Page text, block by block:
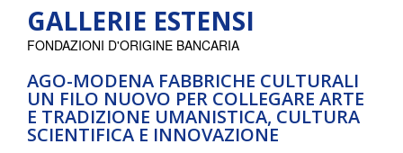
GALLERIE ESTENSI
AGO-MODENA FABBRICHE CULTURALI
UN FILO NUOVO PER COLLEGARE ARTE
E TRADIZIONE UMANISTICA, CULTURA
SCIENTIFICA E INNOVAZIONE
FONDAZIONI D'ORIGINE BANCARIA